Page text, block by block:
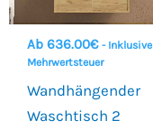
Ab 636.00€ - Inklusive
Mehrwertsteuer
Wandhängender
Waschtisch 2